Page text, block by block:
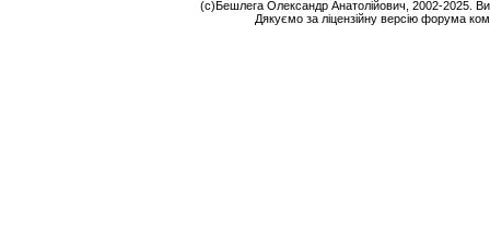
(с)Бешлега Олександр Анатолійович, 2002-2025.
Дякуємо за ліцензійну версію форума